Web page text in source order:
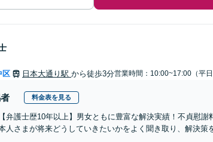
区 日本大通り駅 から徒歩3分営業時間：10:00~17:00（平日
料金表を見る
弁護士歴10年以上】男女ともに豊富な解決実績！不貞慰
人さまが将来どうしていきたいかをよく聞き取り、解決策